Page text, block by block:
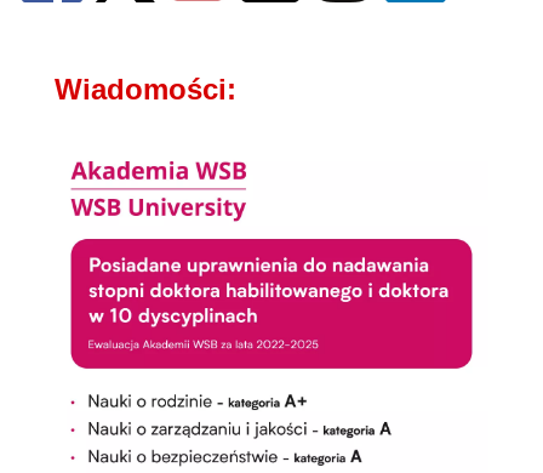
Wiadomości: